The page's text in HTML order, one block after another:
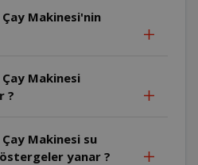
Makinesi'nin
Makinesi
?
Makinesi su
yanar ?